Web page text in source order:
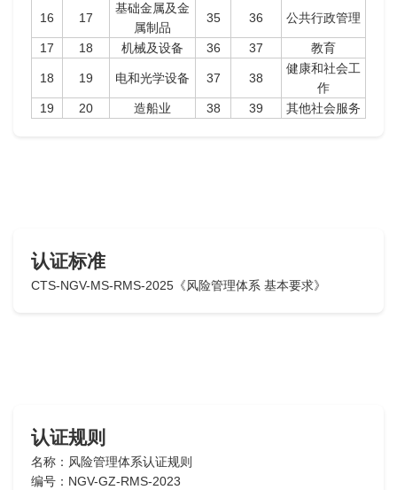
16 17
基础金属及金
属制品
35 36 公共行政管理
17 18 机械及设备 36 37 教育
18 19 电和光学设备 37 38
健康和社会工
作
19
20 造船业 38 39 其他社会服务
认证标准
CTS-NGV-MS-RMS-2025《风险管理体系 基本要求》
认证规则
名称：风险管理体系认证规则
编号：NGV-GZ-RMS-2023